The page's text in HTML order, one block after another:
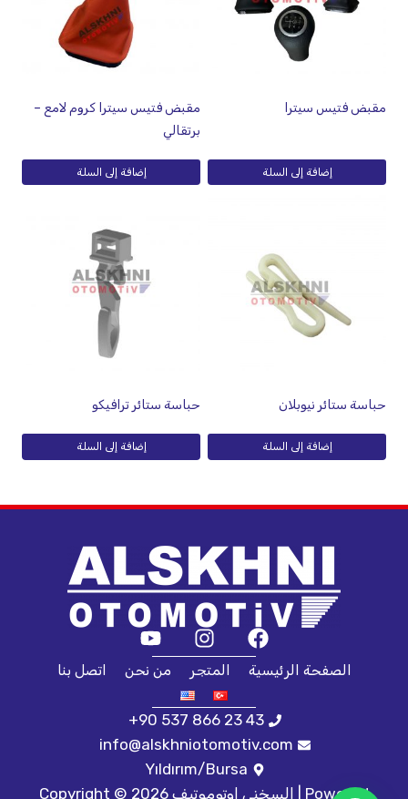
مقبض فتيس سيترا
إضافة إلى السلة
مقبض فتيس سيترا كروم لامع –
برتقالي
إضافة إلى السلة
حباسة ستائر نيوبلان
إضافة إلى السلة
حباسة ستائر ترافيكو
إضافة إلى السلة
الصفحة الرئيسية المتجر من نحن اتصل بنا
+90 537 866 23 43
info@alskhniotomotiv.com
Yıldırım/Bursa
Copyright © 2026 السخني اوتوموتيف | Powered